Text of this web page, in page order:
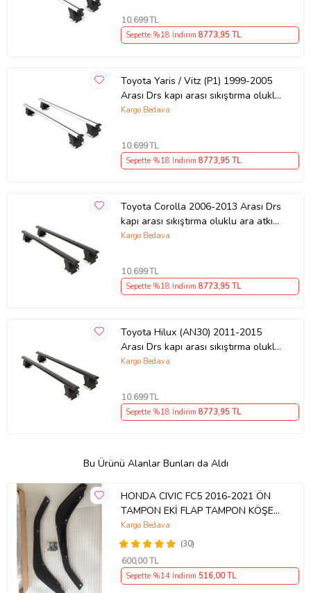
10.699TL
Sepette %18 İndirim 8773,95 TL
Toyota Yaris / Vitz (P1) 1999-2005
Arası Drs kapı arası sıkıştırma oluklu
ara atkı tavan barı GRİ
Kargo Bedava
10.699TL
Sepette %18 İndirim 8773,95 TL
Toyota Corolla 2006-2013 Arası Drs
kapı arası sıkıştırma oluklu ara atkı
tavan barı SİYAH
Kargo Bedava
10.699TL
Sepette %18 İndirim 8773,95 TL
Toyota Hilux (AN30) 2011-2015
Arası Drs kapı arası sıkıştırma oluklu
ara atkı tavan barı SİYAH
Kargo Bedava
10.699TL
Sepette %18 İndirim 8773,95 TL
Bu Ürünü Alanlar Bunları da Aldı
HONDA CIVIC FC5 2016-2021 ÖN
TAMPON EKİ FLAP TAMPON KÖŞESİ
TAKIM SAĞ SOL KAMPANYA ŞOKK
FİYAT OEM
(30)
Kargo Bedava
600,00 TL
Sepette %14 İndirim 516,00 TL